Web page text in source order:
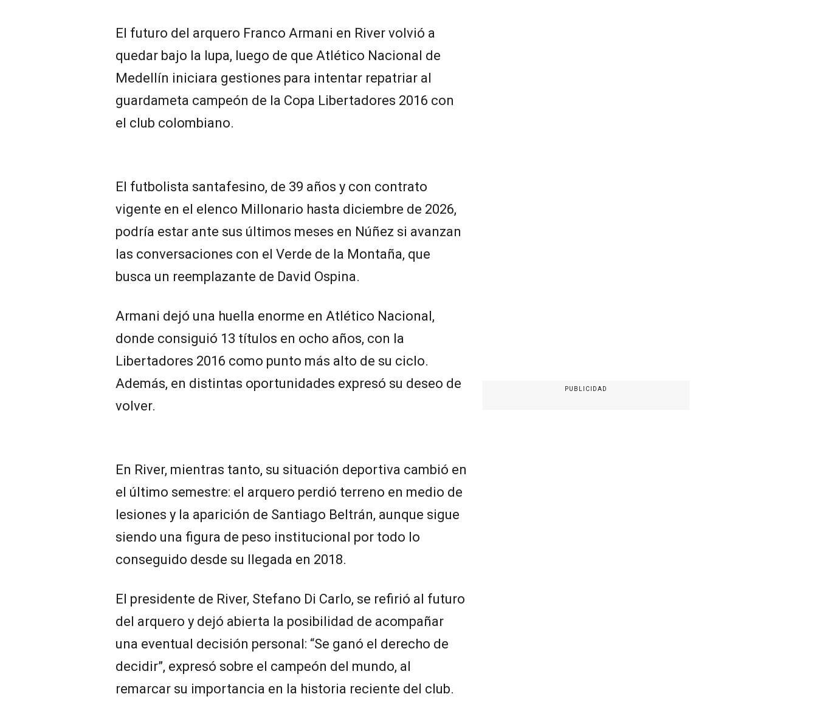
El futuro del arquero Franco Armani en River volvió a
quedar bajo la lupa, luego de que Atlético Nacional de
Medellín iniciara gestiones para intentar repatriar al
guardameta campeón de la Copa Libertadores 2016 con
el club colombiano.
El futbolista santafesino, de 39 años y con contrato
vigente en el elenco Millonario hasta diciembre de 2026,
podría estar ante sus últimos meses en Núñez si avanzan
las conversaciones con el Verde de la Montaña, que
busca un reemplazante de David Ospina.
Armani dejó una huella enorme en Atlético Nacional,
donde consiguió 13 títulos en ocho años, con la
Libertadores 2016 como punto más alto de su ciclo.
Además, en distintas oportunidades expresó su deseo de
volver.
En River, mientras tanto, su situación deportiva cambió en
el último semestre: el arquero perdió terreno en medio de
lesiones y la aparición de Santiago Beltrán, aunque sigue
siendo una figura de peso institucional por todo lo
conseguido desde su llegada en 2018.
El presidente de River, Stefano Di Carlo, se refirió al futuro
del arquero y dejó abierta la posibilidad de acompañar
una eventual decisión personal: “Se ganó el derecho de
decidir”, expresó sobre el campeón del mundo, al
remarcar su importancia en la historia reciente del club.
PUBLICIDAD